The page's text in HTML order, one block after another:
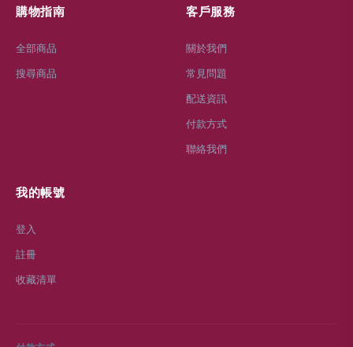
購物指南
全部商品
搜尋商品
客戶服務
關於我們
常見問題
配送資訊
付款方式
聯絡我們
我的帳號
登入
註冊
收藏清單